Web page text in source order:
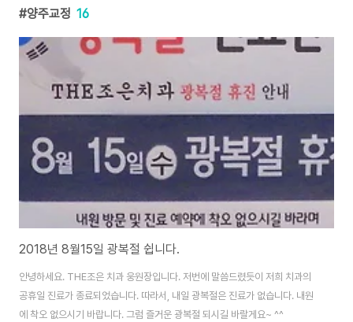
양주교정 16
2018년 8월15일 광복절 쉽니다.
안녕하세요. THE조은 치과 웅원장입니다. 저번에 말씀드렸듯이 저희 치과의
공휴일 진료가 종료되었습니다. 따라서, 내일 광복절은 진료가 없습니다. 내원
에 착오 없으시기 바랍니다. 그럼 즐거운 광복절 되시길 바랄게요~ ^^